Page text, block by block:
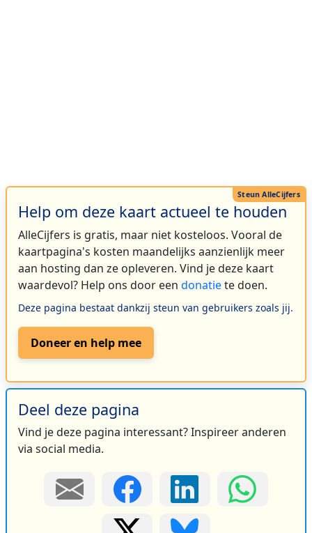
Help om deze kaart actueel te houden
AlleCijfers is gratis, maar niet kosteloos. Vooral de
kaartpagina's kosten maandelijks aanzienlijk meer
aan hosting dan ze opleveren. Vind je deze kaart
waardevol? Help ons door een donatiete doen.
Deze pagina bestaat dankzij steun van gebruikers zoals jij.
Doneer en help mee
Deel deze pagina
Vind je deze pagina interessant? Inspireer anderen
via social media.